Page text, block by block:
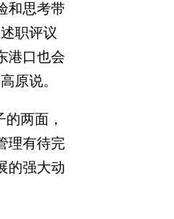
和思考带
职评议
港口也会
原说。
两面，
理有待完
的强大动